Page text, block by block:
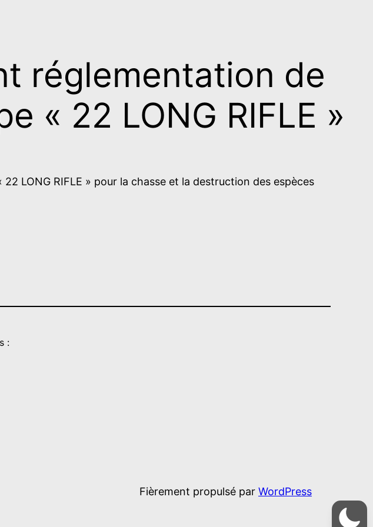
réglementation de
« 22 LONG RIFLE »
LONG RIFLE » pour la chasse et la destruction des espèces
:
Fièrement propulsé par WordPress